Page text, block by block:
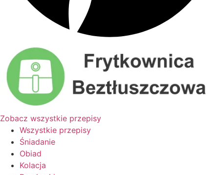
Zobacz wszystkie przepisy
Wszystkie przepisy
Śniadanie
Obiad
Kolacja